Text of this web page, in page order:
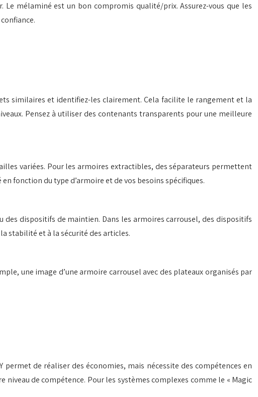
mélaminé est un bon compromis qualité/prix. Assurez-vous que les
similaires et identifiez-les clairement. Cela facilite le rangement et la
Pensez à utiliser des contenants transparents pour une meilleure
variées. Pour les armoires extractibles, des séparateurs permettent
fonction du type d’armoire et de vos besoins spécifiques.
dispositifs de maintien. Dans les armoires carrousel, des dispositifs
stabilité et à la sécurité des articles.
une image d’une armoire carrousel avec des plateaux organisés par
de réaliser des économies, mais nécessite des compétences en
de compétence. Pour les systèmes complexes comme le « Magic